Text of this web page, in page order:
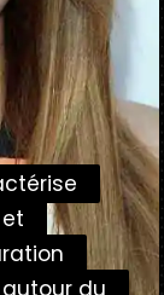
du
du